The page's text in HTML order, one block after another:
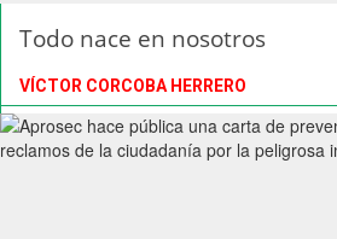
Todo nace en nosotros
VÍCTOR CORCOBA HERRERO